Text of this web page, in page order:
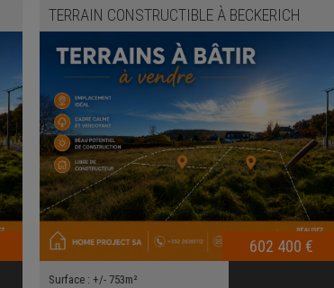
TERRAIN CONSTRUCTIBLEÀ BECKERICH
Surface : +/- 753m²
602 400 €